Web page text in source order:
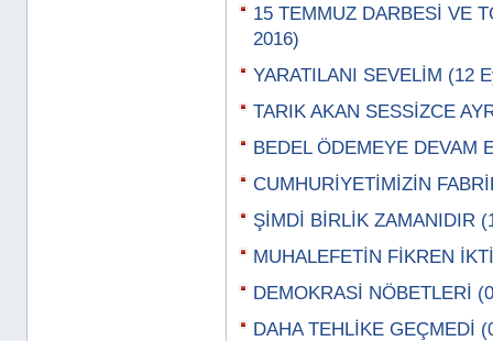
15 TEMMUZ DARBESİ VE
2016)
YARATILANI SEVELİM (12
TARIK AKAN SESSİZCE
BEDEL ÖDEMEYE DEVAM
CUMHURİYETİMİZİN
ŞİMDİ BİRLİK ZAMANIDIR
MUHALEFETİN FİKREN
DEMOKRASİ NÖBETLERİ
DAHA TEHLİKE GEÇMEDİ